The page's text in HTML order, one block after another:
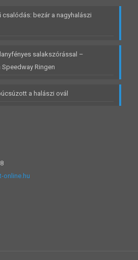
csalódás: bezár a nagyhalászi
salakszórással –
Ringen
a halászi ovál
online.hu